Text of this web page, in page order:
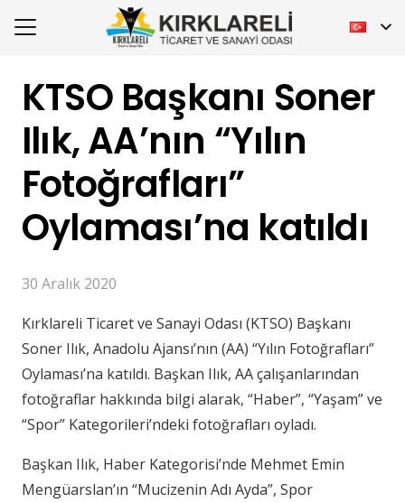
KTSO Başkanı Soner
Ilık, AA’nın “Yılın
Fotoğrafları”
Oylaması’na katıldı
30 Aralık 2020
Kırklareli Ticaret ve Sanayi Odası (KTSO) Başkanı
Soner Ilık, Anadolu Ajansı’nın (AA) “Yılın Fotoğrafları”
Oylaması’na katıldı. Başkan Ilık, AA çalışanlarından
fotoğraflar hakkında bilgi alarak, “Haber”, “Yaşam” ve
“Spor” Kategorileri’ndeki fotoğrafları oyladı.
Başkan Ilık, Haber Kategorisi’nde Mehmet Emin
Mengüarslan’ın “Mucizenin Adı Ayda”, Spor